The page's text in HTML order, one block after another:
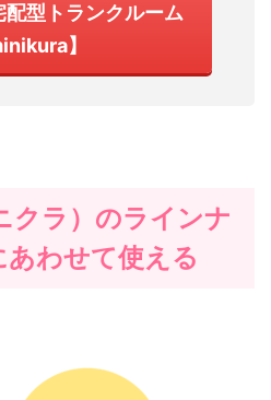
型トランクルーム
】
ラ）のラインナ
わせて使える